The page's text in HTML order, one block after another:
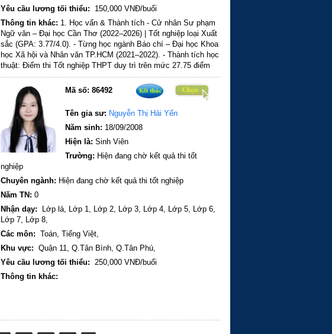
Yêu cầu lương tối thiểu:
150,000 VNĐ/buổi
Thông tin khác: 1. Học vấn & Thành tích - ​Cử nhân Sư phạm
Ngữ văn – Đại học Cần Thơ (2022–2026) | Tốt nghiệp loại Xuất
sắc (GPA: 3.77/4.0). - Từng học ngành Báo chí – Đại học Khoa
học Xã hội và Nhân văn TP.HCM (2021–2022). - Thành tích học
thuật:​ Điểm thi Tốt nghiệp THPT duy trì trên mức 27.75 điểm
trong hai kỳ thi (2021 và 2022). - Nhiều lần nhận Học bổng
Khuyến khích học tập và được vinh danh Sinh viên Xuất sắc
(Bảng vàng CTU). - Có bài báo đăng trên các Tạp chí Khoa học. ​
2. Kinh nghiệm chuyên môn ​- Giảng dạy Ngữ văn (2022–nay):
Trực tiếp gi�
Mã số: 86492
Tên gia sư: Nguyễn Thị Hải Yến
Năm sinh: 18/09/2008
Hiện là: Sinh Viên
Trường: Hiện đang chờ kết quả thi tốt
nghiệp
Chuyên ngành: Hiện đang chờ kết quả thi tốt nghiệp
Năm TN: 0
Nhận dạy:
Lớp lá, Lớp 1, Lớp 2, Lớp 3, Lớp 4, Lớp 5, Lớp 6,
Lớp 7, Lớp 8,
Các môn: Toán, Tiếng Việt,
Khu vực: Quận 11, Q.Tân Bình, Q.Tân Phú,
Yêu cầu lương tối thiểu: 250,000 VNĐ/buổi
Thông tin khác: